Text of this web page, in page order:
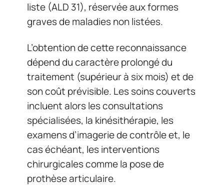
liste (ALD 31), réservée aux formes
graves de maladies non listées.
L’obtention de cette reconnaissance
dépend du caractère prolongé du
traitement (supérieur à six mois) et de
son coût prévisible. Les soins couverts
incluent alors les consultations
spécialisées, la kinésithérapie, les
examens d’imagerie de contrôle et, le
cas échéant, les interventions
chirurgicales comme la pose de
prothèse articulaire.